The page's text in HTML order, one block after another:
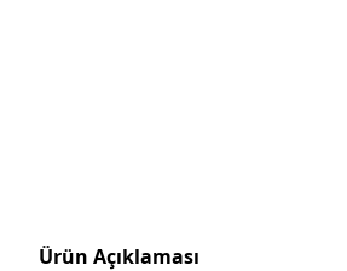
Ürün Açıklaması